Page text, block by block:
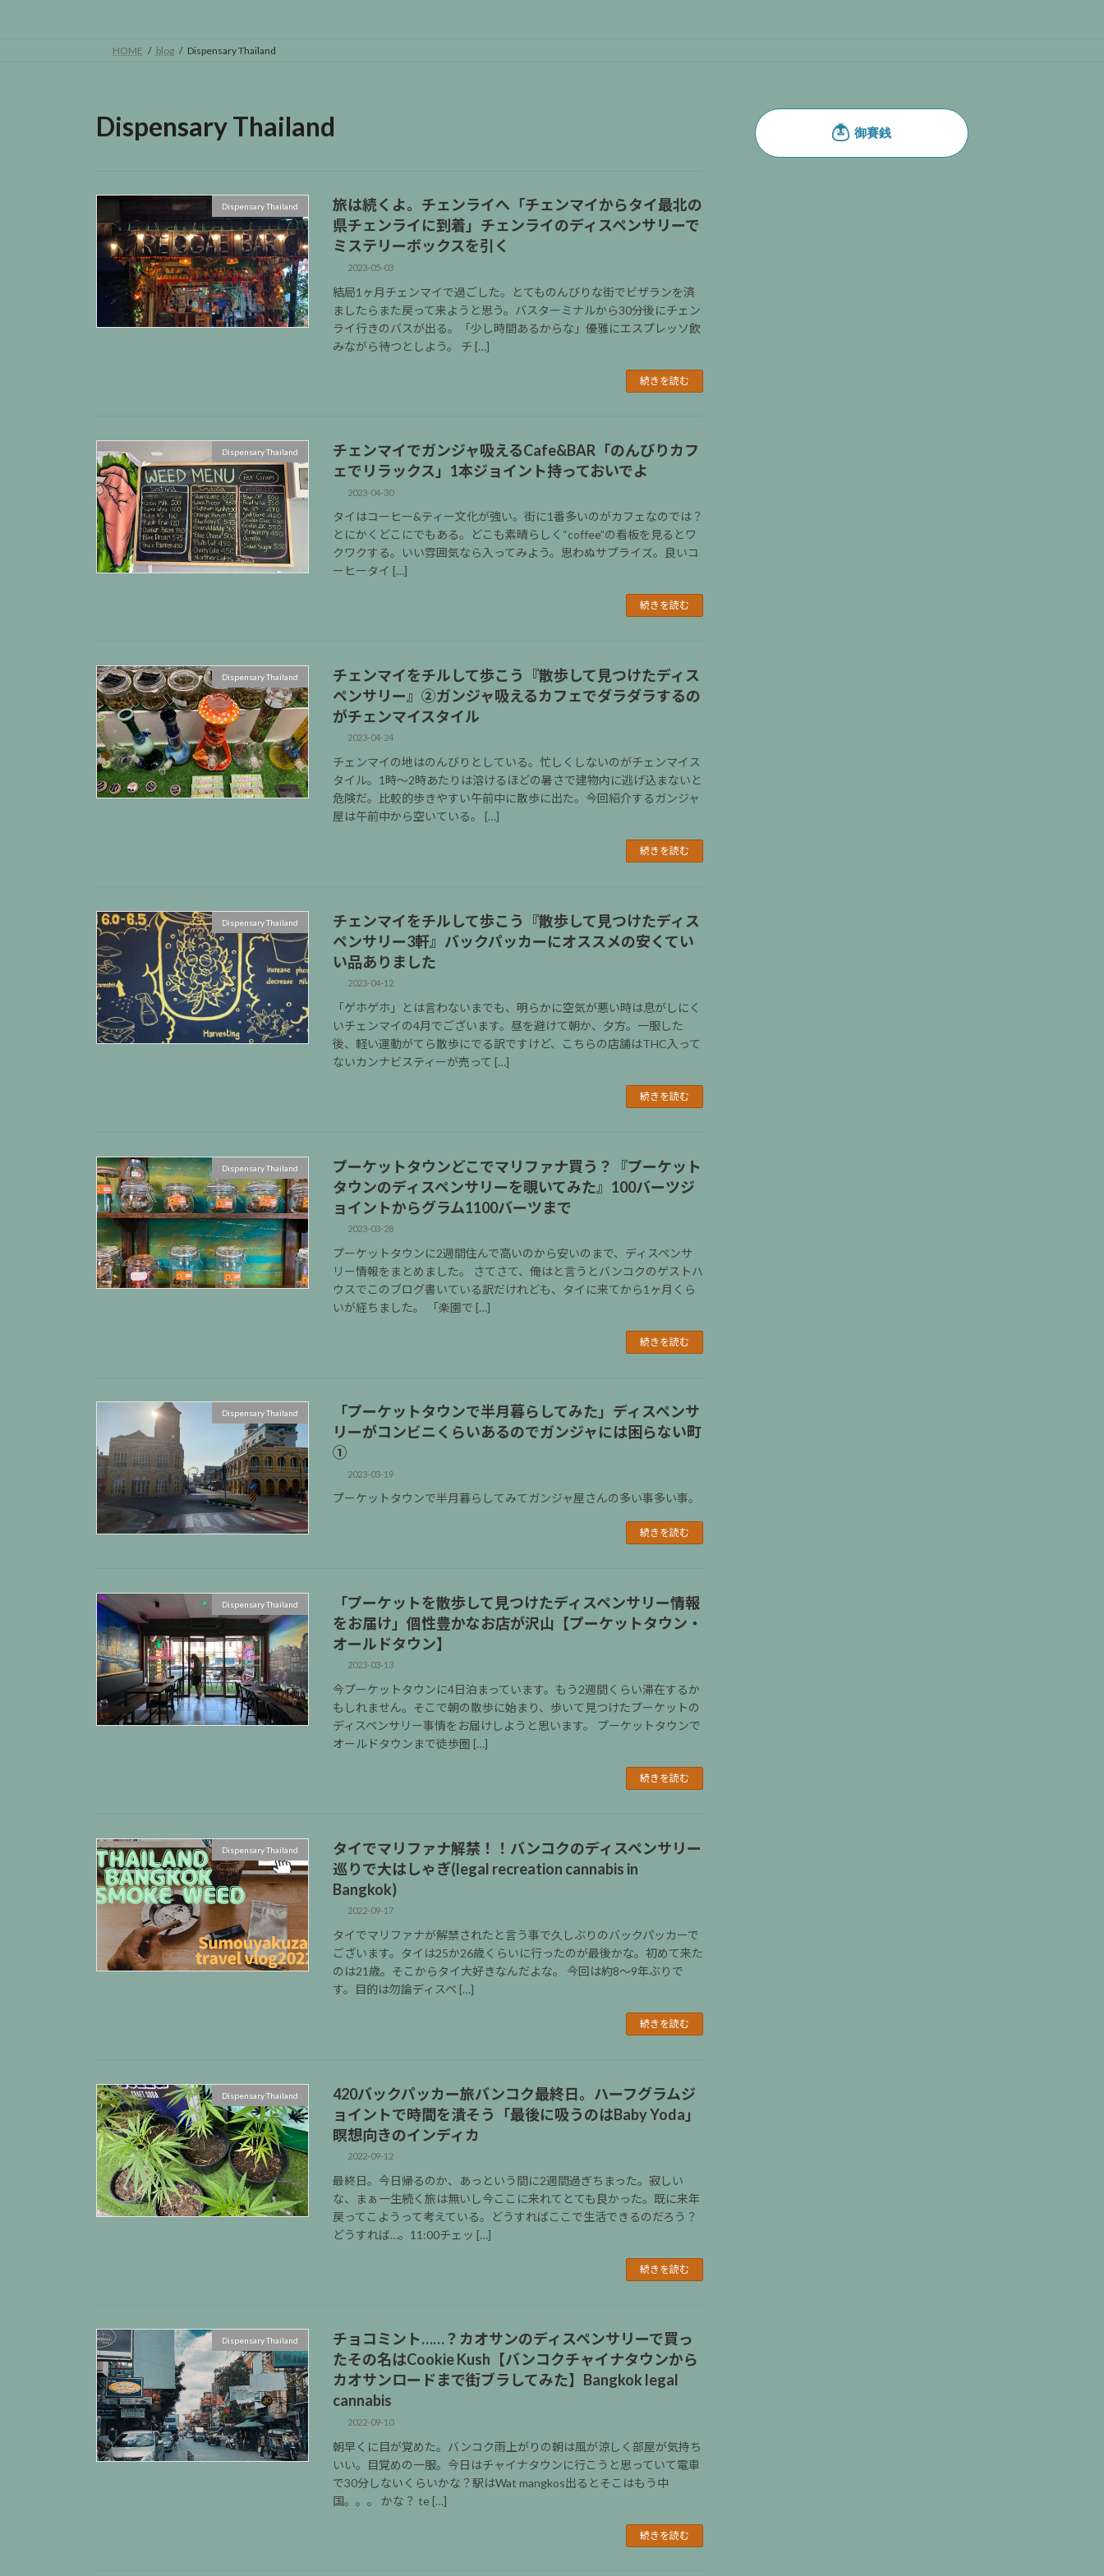
HOME blog Dispensary Thailand
Dispensary Thailand
Dispensary Thailand
旅は続くよ。チェンライへ「チェンマイからタイ最北の
県チェンライに到着」チェンライのディスペンサリーで
ミステリーボックスを引く
2023-05-03
結局1ヶ月チェンマイで過ごした。とてものんびりな街でビザランを済
ましたらまた戻って来ようと思う。バスターミナルから30分後にチェン
ライ行きのバスが出る。「少し時間あるからな」優雅にエスプレッソ飲
みながら待つとしよう。 チ […]
続きを読む
Dispensary Thailand
チェンマイでガンジャ吸えるCafe&BAR「のんびりカフ
ェでリラックス」1本ジョイント持っておいでよ
2023-04-30
タイはコーヒー&ティー文化が強い。街に1番多いのがカフェなのでは？
とにかくどこにでもある。どこも素晴らしく“coffee”の看板を見るとワ
クワクする。いい雰囲気なら入ってみよう。思わぬサプライズ。良いコ
ーヒータイ […]
続きを読む
Dispensary Thailand
チェンマイをチルして歩こう『散歩して見つけたディス
ペンサリー』②ガンジャ吸えるカフェでダラダラするの
がチェンマイスタイル
2023-04-24
チェンマイの地はのんびりとしている。忙しくしないのがチェンマイス
タイル。1時〜2時あたりは溶けるほどの暑さで建物内に逃げ込まないと
危険だ。比較的歩きやすい午前中に散歩に出た。今回紹介するガンジャ
屋は午前中から空いている。 […]
続きを読む
Dispensary Thailand
チェンマイをチルして歩こう『散歩して見つけたディス
ペンサリー3軒』バックパッカーにオススメの安くてい
い品ありました
2023-04-12
「ゲホゲホ」とは言わないまでも、明らかに空気が悪い時は息がしにく
いチェンマイの4月でございます。昼を避けて朝か、夕方。一服した
後、軽い運動がてら散歩にでる訳ですけど、こちらの店舗はTHC入って
ないカンナビスティーが売って […]
続きを読む
Dispensary Thailand
プーケットタウンどこでマリファナ買う？『プーケット
タウンのディスペンサリーを覗いてみた』100バーツジ
ョイントからグラム1100バーツまで
2023-03-28
プーケットタウンに2週間住んで高いのから安いのまで、ディスペンサ
リー情報をまとめました。 さてさて、俺はと言うとバンコクのゲストハ
ウスでこのブログ書いている訳だけれども、タイに来てから1ヶ月くら
いが経ちました。 「楽園で […]
続きを読む
Dispensary Thailand
「プーケットタウンで半月暮らしてみた」ディスペンサ
リーがコンビニくらいあるのでガンジャには困らない町
①
2023-03-19
プーケットタウンで半月暮らしてみてガンジャ屋さんの多い事多い事。
続きを読む
Dispensary Thailand
「プーケットを散歩して見つけたディスペンサリー情報
をお届け」個性豊かなお店が沢山【プーケットタウン・
オールドタウン】
2023-03-13
今プーケットタウンに4日泊まっています。もう2週間くらい滞在するか
もしれません。そこで朝の散歩に始まり、歩いて見つけたプーケットの
ディスペンサリー事情をお届けしようと思います。 プーケットタウンで
オールドタウンまで徒歩圏 […]
続きを読む
Dispensary Thailand
タイでマリファナ解禁！！バンコクのディスペンサリー
巡りで大はしゃぎ(legal recreation cannabis in
Bangkok)
2022-09-17
タイでマリファナが解禁されたと言う事で久しぶりのバックパッカーで
ございます。タイは25か26歳くらいに行ったのが最後かな。初めて来た
のは21歳。そこからタイ大好きなんだよな。 今回は約8〜9年ぶりで
す。目的は勿論ディスペ […]
続きを読む
Dispensary Thailand
420バックパッカー旅バンコク最終日。ハーフグラムジ
ョイントで時間を潰そう「最後に吸うのはBaby Yoda」
瞑想向きのインディカ
2022-09-12
最終日。今日帰るのか、あっという間に2週間過ぎちまった。寂しい
な、まぁ一生続く旅は無いし今ここに来れてとても良かった。既に来年
戻ってこようって考えている。どうすればここで生活できるのだろう？
どうすれば…。11:00チェッ […]
続きを読む
Dispensary Thailand
チョコミント……？カオサンのディスペンサリーで買っ
たその名はCookie Kush【バンコクチャイナタウンから
カオサンロードまで街ブラしてみた】Bangkok legal
cannabis
2022-09-10
朝早くに目が覚めた。バンコク雨上がりの朝は風が涼しく部屋が気持ち
いい。目覚めの一服。今日はチャイナタウンに行こうと思っていて電車
で30分しないくらいかな？駅はWat mangkos出るとそこはもう中
国。。。 かな？ te […]
続きを読む